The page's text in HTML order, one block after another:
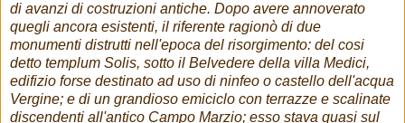
di avanzi di costruzioni antiche. Dopo avere annoverato
quegli ancora esistenti, il riferente ragionò di due
monumenti distrutti nell'epoca del risorgimento: del cosi
detto templum Solis, sotto il Belvedere della villa Medici,
edifizio forse destinato ad uso di ninfeo o castello dell'acqua
Vergine; e di un grandioso emiciclo con terrazze e scalinate
discendenti all'antico Campo Marzio; esso stava quasi sul